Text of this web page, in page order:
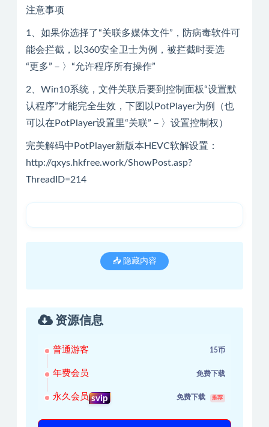
注意事项
1、如果你选择了“关联多媒体文件”，防病毒软件可
能会拦截，以360安全卫士为例，被拦截时要选
“更多”－〉“允许程序所有操作”
2、Win10系统，文件关联后要到控制面板“设置默
认程序”才能完全生效，下图以PotPlayer为例（也
可以在PotPlayer设置里“关联”－〉设置控制权）
完美解码中PotPlayer新版本HEVC软解设置：
http://qxys.hkfree.work/ShowPost.asp?
ThreadID=214
📥 隐藏内容
资源信息
普通游客 15币
年费会员 免费下载
永久会员 svip 免费下载 推荐